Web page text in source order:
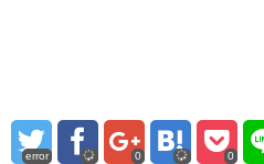
error 0 0